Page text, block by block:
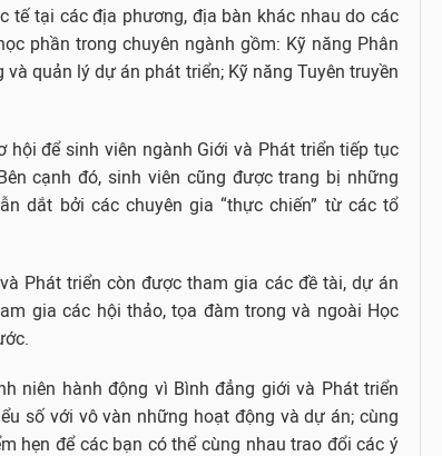
tế tại các địa phương, địa bàn khác nhau do các
phần trong chuyên ngành gồm: Kỹ năng Phân
quản lý dự án phát triển; Kỹ năng Tuyên truyền
để sinh viên ngành Giới và Phát triển tiếp tục
cạnh đó, sinh viên cũng được trang bị những
dắt bởi các chuyên gia “thực chiến” từ các tổ
Phát triển còn được tham gia các đề tài, dự án
gia các hội thảo, tọa đàm trong và ngoài Học
niên hành động vì Bình đẳng giới và Phát triển
số với vô vàn những hoạt động và dự án; cùng
hẹn để các bạn có thể cùng nhau trao đổi các ý